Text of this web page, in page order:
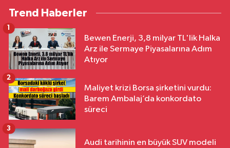
Trend Haberler
Bewen Enerji, 3,8 milyar TL'lik Halka
Arz ile Sermaye Piyasalarına Adım
Atıyor
1
Maliyet krizi Borsa şirketini vurdu:
Barem Ambalaj’da konkordato
süreci
2
Audi tarihinin en büyük SUV modeli
3